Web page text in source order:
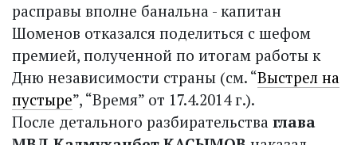
расправы вполне банальна - капитан
Шоменов отказался поделиться с шефом
премией, полученной по итогам работы к
Дню независимости страны (см. “Выстрел на
пустыре”, “Время” от 17.4.2014 г.).
После детального разбирательства глава